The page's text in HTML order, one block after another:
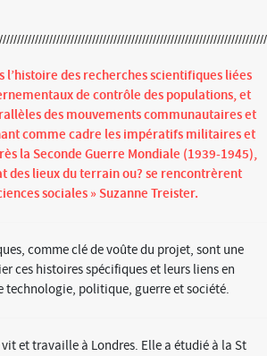
l’histoire des recherches scientifiques liées
de contrôle des populations, et
des mouvements communautaires et
comme cadre les impératifs militaires et
la Seconde Guerre Mondiale (1939-1945),
des lieux du terrain ou? se rencontrèrent
sociales » Suzanne Treister.
comme clé de voûte du projet, sont une
ces histoires spécifiques et leurs liens en
technologie, politique, guerre et société.
et travaille à Londres. Elle a étudié à la St